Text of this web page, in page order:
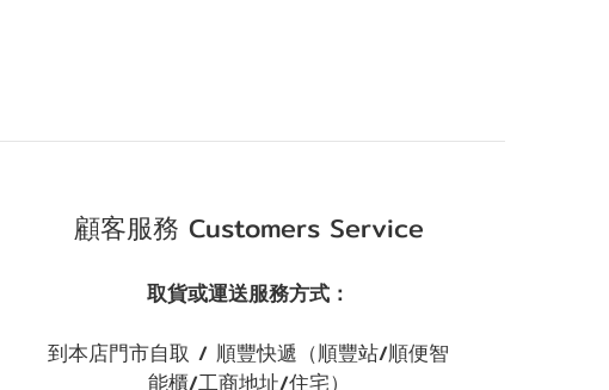
顧客服務 Customers Service
取貨或運送服務方式：
到本店門市自取 / 順豐快遞（順豐站/順便智
能櫃/工商地址/住宅）